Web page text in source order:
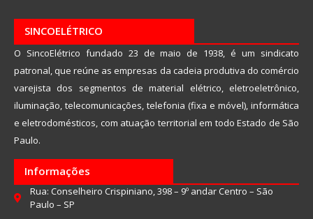
SINCOELÉTRICO
O SincoElétrico fundado 23 de maio de 1938, é um sindicato
patronal, que reúne as empresas da cadeia produtiva do comércio
varejista dos segmentos de material elétrico, eletroeletrônico,
iluminação, telecomunicações, telefonia (fixa e móvel), informática
e eletrodomésticos, com atuação territorial em todo Estado de São
Paulo.
Informações
Rua: Conselheiro Crispiniano, 398 – 9º andar Centro – São
Paulo – SP